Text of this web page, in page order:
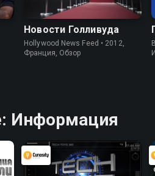
Новости Голливуда
Hollywood News Feed • 2012,
Франция, Обзор
Информация